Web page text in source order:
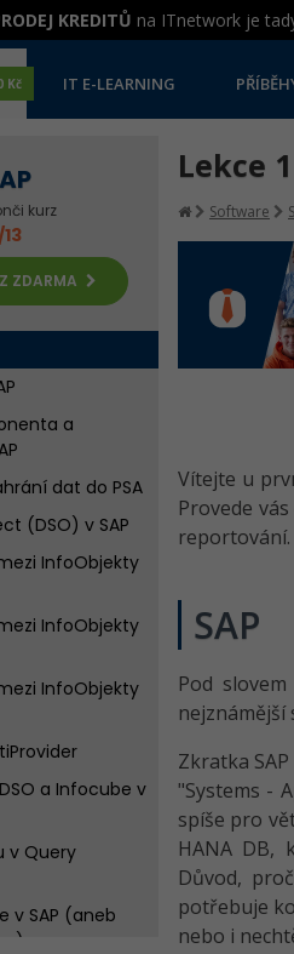
KREDITŮ na ITnetwork je
Kč IT E-LEARNING
kurz
ZDARMA
a
dat do PSA
(DSO) v SAP
InfoObjekty
InfoObjekty
InfoObjekty
a Infocube v
v Query
v SAP (aneb
Lekce
Software
Vítejte u
Provede
SAP
Pod
nejznámější
Zkratka
"Systems -
spíše pro
HANA DB,
Důvod,
potřebuje
nebo i